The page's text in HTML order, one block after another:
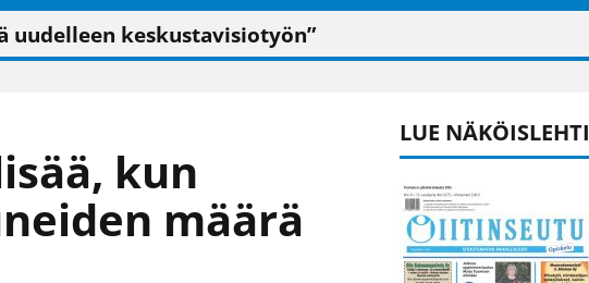
näkyä hieman parempana painojäljen laatuna lehdessä
valoisa
uudelleen keskustavisiotyön”
omavaraisemmin kuin kaupungissa"
kun
määrä
LUE NÄKÖISLEHTI